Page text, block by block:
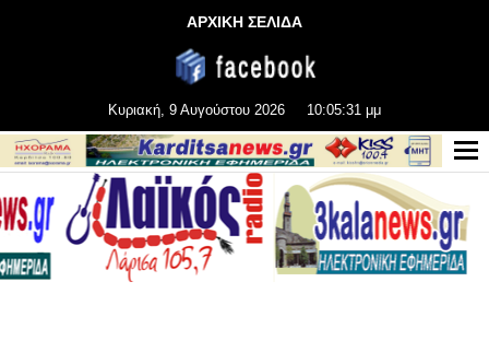
ΑΡΧΙΚΗ ΣΕΛΙΔΑ
Κυριακή, 9 Αυγούστου 2026 10:05:33 μμ